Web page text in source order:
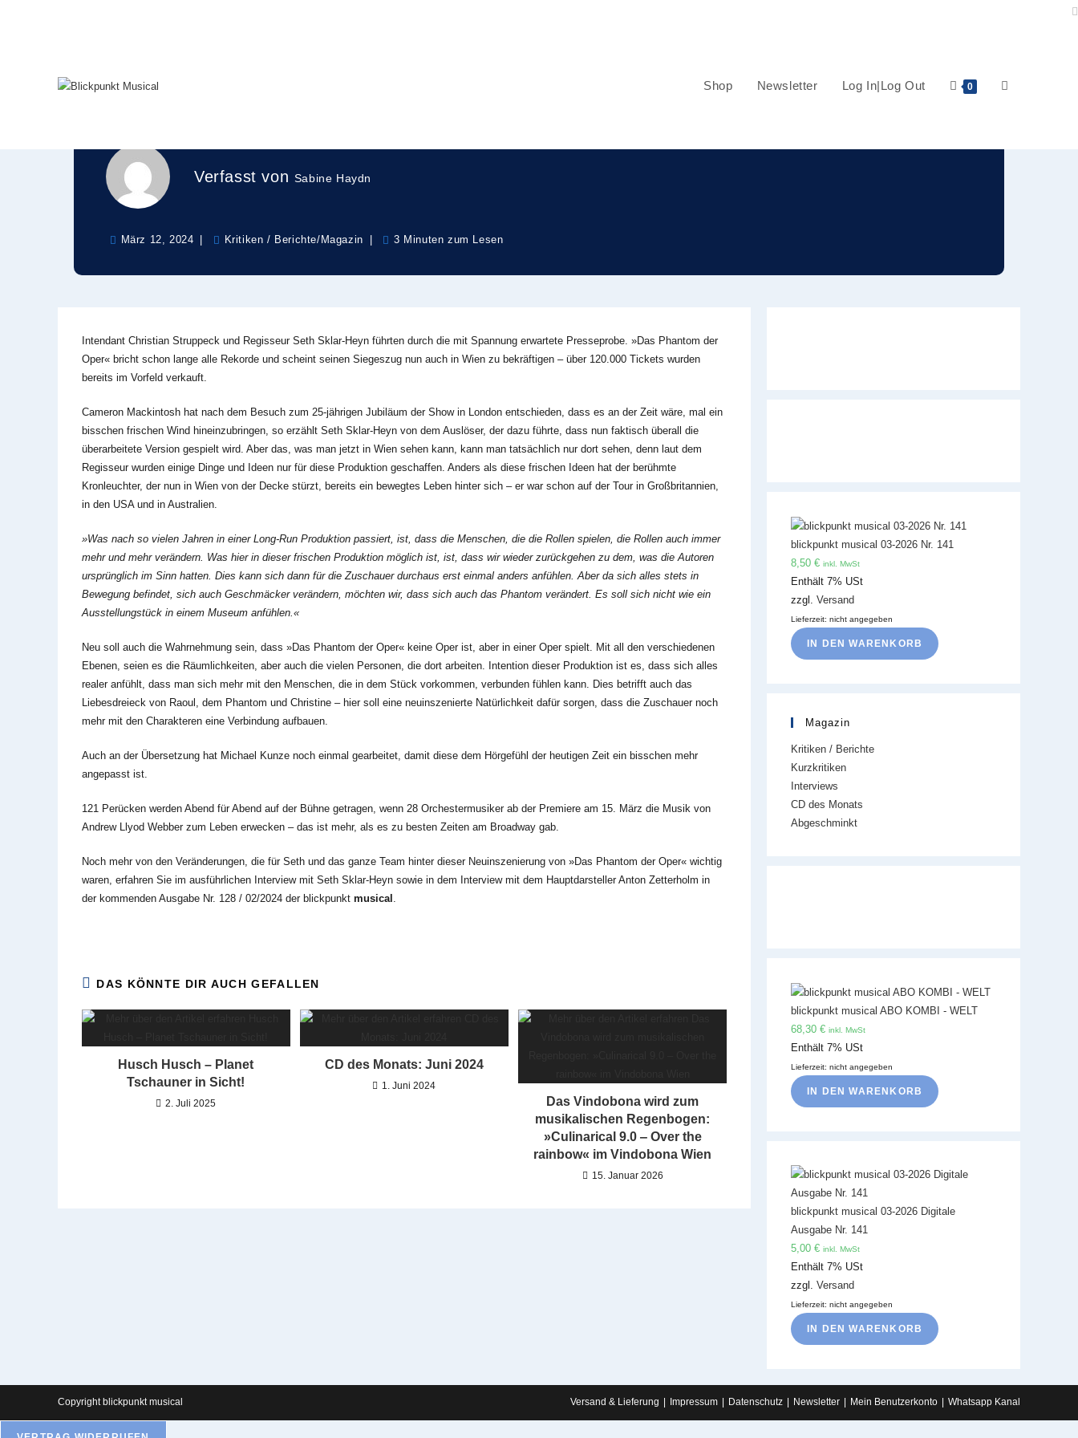
Shop Newsletter Log In|Log Out 0 Website-
Verfasst von Sabine Haydn
März 12, 2024 Kritiken / Berichte/ Magazin 3 Minuten zum Lesen
Intendant Christian Struppeck und Regisseur Seth Sklar-Heyn führten durch die mit Spannung erwartete Presseprobe. »Das Phantom der
Oper« bricht schon lange alle Rekorde und scheint seinen Siegeszug nun auch in Wien zu bekräftigen – über 120.000 Tickets wurden
bereits im Vorfeld verkauft.
Cameron Mackintosh hat nach dem Besuch zum 25-jährigen Jubiläum der Show in London entschieden, dass es an der Zeit wäre, mal ein
bisschen frischen Wind hineinzubringen, so erzählt Seth Sklar-Heyn von dem Auslöser, der dazu führte, dass nun faktisch überall die
überarbeitete Version gespielt wird. Aber das, was man jetzt in Wien sehen kann, kann man tatsächlich nur dort sehen, denn laut dem
Regisseur wurden einige Dinge und Ideen nur für diese Produktion geschaffen. Anders als diese frischen Ideen hat der berühmte
Kronleuchter, der nun in Wien von der Decke stürzt, bereits ein bewegtes Leben hinter sich – er war schon auf der Tour in Großbritannien,
in den USA und in Australien.
»Was nach so vielen Jahren in einer Long-Run Produktion passiert, ist, dass die Menschen, die die Rollen spielen, die Rollen auch immer
mehr und mehr verändern. Was hier in dieser frischen Produktion möglich ist, ist, dass wir wieder zurückgehen zu dem, was die Autoren
ursprünglich im Sinn hatten. Dies kann sich dann für die Zuschauer durchaus erst einmal anders anfühlen. Aber da sich alles stets in
Bewegung befindet, sich auch Geschmäcker verändern, möchten wir, dass sich auch das Phantom verändert. Es soll sich nicht wie ein
Ausstellungstück in einem Museum anfühlen.«
Neu soll auch die Wahrnehmung sein, dass »Das Phantom der Oper« keine Oper ist, aber in einer Oper spielt. Mit all den verschiedenen
Ebenen, seien es die Räumlichkeiten, aber auch die vielen Personen, die dort arbeiten. Intention dieser Produktion ist es, dass sich alles
realer anfühlt, dass man sich mehr mit den Menschen, die in dem Stück vorkommen, verbunden fühlen kann. Dies betrifft auch das
Liebesdreieck von Raoul, dem Phantom und Christine – hier soll eine neuinszenierte Natürlichkeit dafür sorgen, dass die Zuschauer noch
mehr mit den Charakteren eine Verbindung aufbauen.
Auch an der Übersetzung hat Michael Kunze noch einmal gearbeitet, damit diese dem Hörgefühl der heutigen Zeit ein bisschen mehr
angepasst ist.
121 Perücken werden Abend für Abend auf der Bühne getragen, wenn 28 Orchestermusiker ab der Premiere am 15. März die Musik von
Andrew Llyod Webber zum Leben erwecken – das ist mehr, als es zu besten Zeiten am Broadway gab.
Noch mehr von den Veränderungen, die für Seth und das ganze Team hinter dieser Neuinszenierung von »Das Phantom der Oper« wichtig
waren, erfahren Sie im ausführlichen Interview mit Seth Sklar-Heyn sowie in dem Interview mit dem Hauptdarsteller Anton Zetterholm in
der kommenden Ausgabe Nr. 128 / 02/2024 der blickpunkt musical .
DAS KÖNNTE DIR AUCH GEFALLEN
Husch Husch – Planet
Tschauner in Sicht!
2. Juli 2025
CD des Monats: Juni 2024
1. Juni 2024
Das Vindobona wird zum
musikalischen Regenbogen:
»Culinarical 9.0 ‒ Over the
rainbow« im Vindobona Wien
15. Januar 2026
blickpunkt musical 03-2026 Nr. 141
8,50 € inkl. MwSt
Enthält 7% USt
zzgl. Versand
Lieferzeit: nicht angegeben
IN DEN WARENKORB
Magazin
Kritiken / Berichte
Kurzkritiken
Interviews
CD des Monats
Abgeschminkt
blickpunkt musical ABO KOMBI - WELT
68,30 € inkl. MwSt
Enthält 7% USt
Lieferzeit: nicht angegeben
IN DEN WARENKORB
blickpunkt musical 03-2026 Digitale
Ausgabe Nr. 141
5,00 € inkl. MwSt
Enthält 7% USt
zzgl. Versand
Lieferzeit: nicht angegeben
IN DEN WARENKORB
Versand & Lieferung Impressum Datenschutz Newsletter Mein Benutzerkonto Whatsapp Kanal
Copyright blickpunkt musical